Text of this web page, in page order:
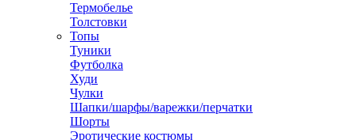
Термобелье
Толстовки
Топы
Туники
Футболка
Худи
Чулки
Шапки/шарфы/варежки/перчатки
Шорты
Эротические костюмы